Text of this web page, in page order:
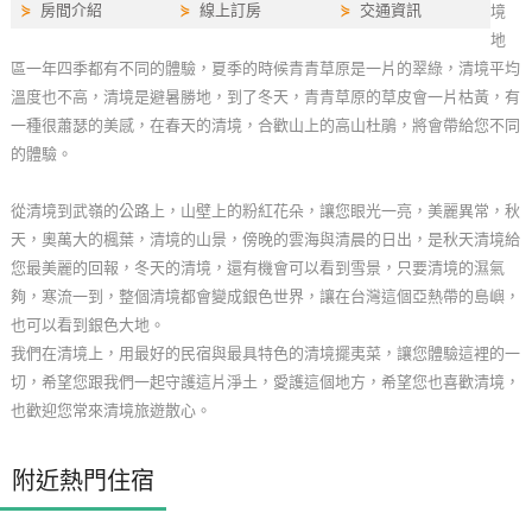
你
玩
樂
圖
顧
客
服
務
客
滿
⋟ 房間介紹 ⋟線上訂房 ⋟ 交通資訊
境
地
區一年四季都有不同的體驗，夏季的時候青青草原是一片的翠綠，清境平均
溫度也不高，清境是避暑勝地，到了冬天，青青草原的草皮會一片枯黃，有
一種很蕭瑟的美感，在春天的清境，合歡山上的高山杜鵑，將會帶給您不同
的體驗。
從清境到武嶺的公路上，山壁上的粉紅花朵，讓您眼光一亮，美麗異常，秋
天，奧萬大的楓葉，清境的山景，傍晚的雲海與清晨的日出，是秋天清境給
您最美麗的回報，冬天的清境，還有機會可以看到雪景，只要清境的濕氣
夠，寒流一到，整個清境都會變成銀色世界，讓在台灣這個亞熱帶的島嶼，
也可以看到銀色大地。
我們在清境上，用最好的民宿與最具特色的清境擺夷菜，讓您體驗這裡的一
切，希望您跟我們一起守護這片淨土，愛護這個地方，希望您也喜歡清境，
也歡迎您常來清境旅遊散心。
附近熱門住宿